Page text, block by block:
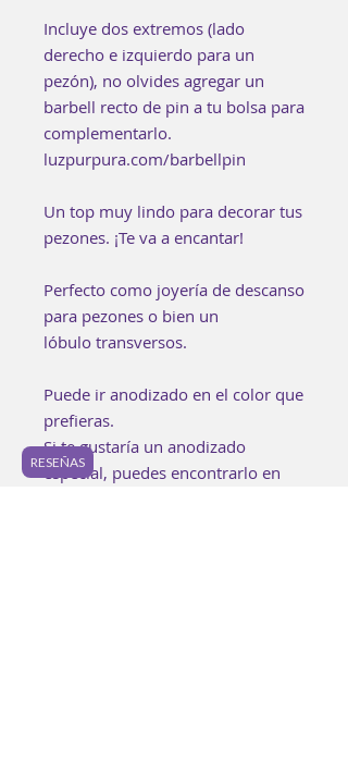
Incluye dos extremos (lado
derecho e izquierdo para un
pezón), no olvides agregar un
barbell recto de pin a tu bolsa para
complementarlo.
luzpurpura.com/barbellpin
Un top muy lindo para decorar tus
pezones. ¡Te va a encantar!
Perfecto como joyería de descanso
para pezones o bien un
lóbulo transversos.
Puede ir anodizado en el color que
prefieras.
Si te gustaría un anodizado
especial, puedes encontrarlo en
RESEÑAS